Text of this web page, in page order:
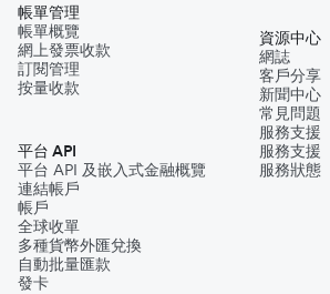
帳單管理
帳單概覽
網上發票收款
訂閱管理
按量收款
平台 API
平台 API 及嵌入式金融概覽
連結帳戶
帳戶
全球收單
多種貨幣外匯兌換
自動批量匯款
發卡
資源中心
網誌
客戶分享
新聞中心
常見問題
服務支援
服務支援
服務狀態